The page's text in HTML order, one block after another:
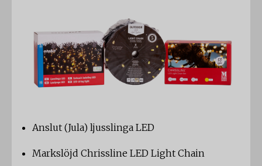
Anslut (Jula) ljusslinga LED
Markslöjd Chrissline LED Light Chain